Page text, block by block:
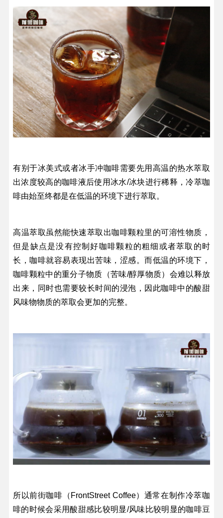
有别于冰美式或者冰手冲咖啡需要先用高温的热水萃取
出浓度较高的咖啡液后使用冰水/冰块进行稀释，冷萃咖
啡由始至终都是在低温的环境下进行萃取。
高温萃取虽然能快速萃取出咖啡颗粒里的可溶性物质，
但是缺点是没有控制好咖啡颗粒的粗细或者萃取的时
长，咖啡就容易表现出苦味，涩感。而低温的环境下，
咖啡颗粒中的重分子物质（苦味/醇厚物质）会难以释放
出来，同时也需要较长时间的浸泡，因此咖啡中的酸甜
风味物物质的萃取会更加的完整。
所以前街咖啡（FrontStreet Coffee）通常在制作冷萃咖
啡的时候会采用酸甜感比较明显/风味比较明显的咖啡豆